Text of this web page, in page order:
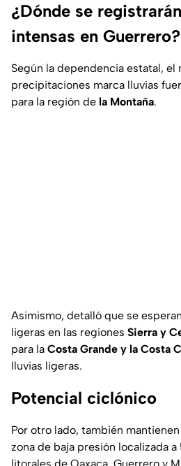
¿Dónde se
intensas en Guerrero?
Según la dependencia estatal, el
precipitaciones marca lluvias
para la región de la Montaña.
Asimismo, detalló que se
ligeras en las regiones Sierra y
para la Costa Grande y la Costa
lluvias ligeras.
Potencial ciclónico
Por otro lado, también
zona de baja presión localizada